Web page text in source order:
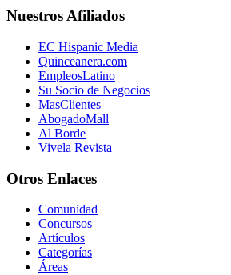
Nuestros Afiliados
EC Hispanic Media
Quinceanera.com
EmpleosLatino
Su Socio de Negocios
MasClientes
AbogadoMall
Al Borde
Vivela Revista
Otros Enlaces
Comunidad
Concursos
Artículos
Categorías
Áreas